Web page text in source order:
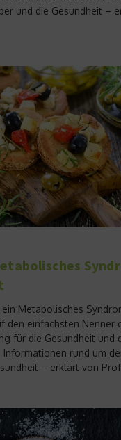
und die Gesundheit –
Metabolisches
den einfachsten Nenner
für die Gesundheit und
rund um
– erklärt von